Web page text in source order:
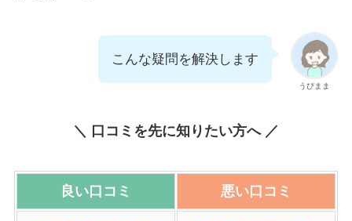
うぴまま
こんな疑問を解決します
＼ 口コミを先に知りたい方へ ／
良い口コミ 悪い口コミ